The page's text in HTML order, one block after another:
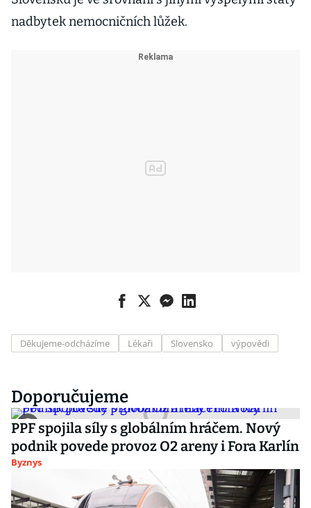
nadbytek nemocničních lůžek.
Děkujeme-odcházíme Lékaři Slovensko výpovědi
Doporučujeme
PPF spojila síly s globálním hráčem. Nový
podnik povede provoz O2 areny i Fora Karlín
Byznys